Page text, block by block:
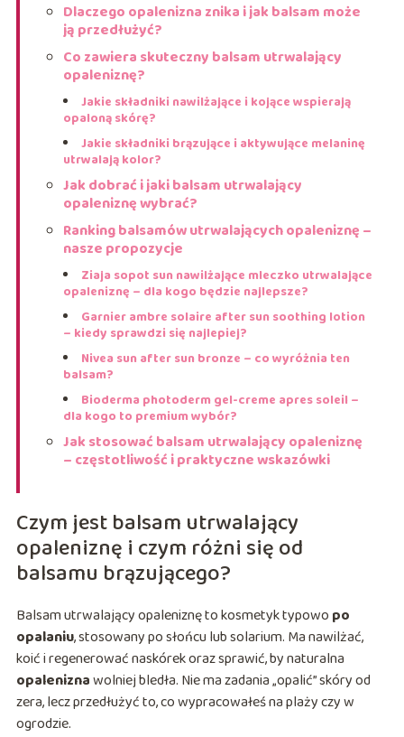
Dlaczego opalenizna znika i jak balsam może
ją przedłużyć?
Co zawiera skuteczny balsam utrwalający
opaleniznę?
Jakie składniki nawilżające i kojące wspierają
opaloną skórę?
Jakie składniki brązujące i aktywujące melaninę
utrwalają kolor?
Jak dobrać i jaki balsam utrwalający
opaleniznę wybrać?
Ranking balsamów utrwalających opaleniznę –
nasze propozycje
Ziaja sopot sun nawilżające mleczko utrwalające
opaleniznę – dla kogo będzie najlepsze?
Garnier ambre solaire after sun soothing lotion
– kiedy sprawdzi się najlepiej?
Nivea sun after sun bronze – co wyróżnia ten
balsam?
Bioderma photoderm gel-creme apres soleil –
dla kogo to premium wybór?
Jak stosować balsam utrwalający opaleniznę
– częstotliwość i praktyczne wskazówki
Czym jest balsam utrwalający
opaleniznę i czym różni się od
balsamu brązującego?
Balsam utrwalający opaleniznę to kosmetyk typowo po
opalaniu, stosowany po słońcu lub solarium. Ma nawilżać,
koić i regenerować naskórek oraz sprawić, by naturalna
opaleniznawolniej bledła. Nie ma zadania „opalić” skóry od
zera, lecz przedłużyć to, co wypracowałeś na plaży czy w
ogrodzie.